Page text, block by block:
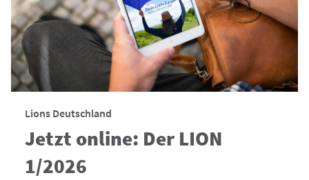
Lions Deutschland
Jetzt online: Der LION
1/2026